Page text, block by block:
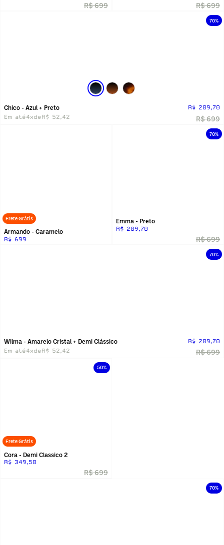
R$ 699 R$ 699
70%
Chico - Azul + Preto
R$ 209,70
Em até4xdeR$ 52,42 R$ 699
Frete Grátis
Armando - Caramelo
R$ 699
70%
Emma - Preto
R$ 209,70
R$ 699
70%
Wilma - Amarelo Cristal + Demi Clássico
R$ 209,70
Em até4xdeR$ 52,42 R$ 699
50%
Frete Grátis
Cora - Demi Classico 2
R$ 349,50
R$ 699
70%